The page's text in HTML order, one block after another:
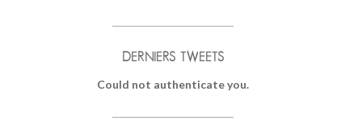
DERNIERS TWEETS
Could not authenticate you.